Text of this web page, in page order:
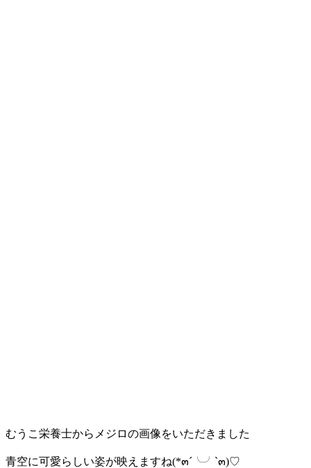
むうこ栄養士からメジロの画像をいただきました
青空に可愛らしい姿が映えますね(*๓´╰╯`๓)♡